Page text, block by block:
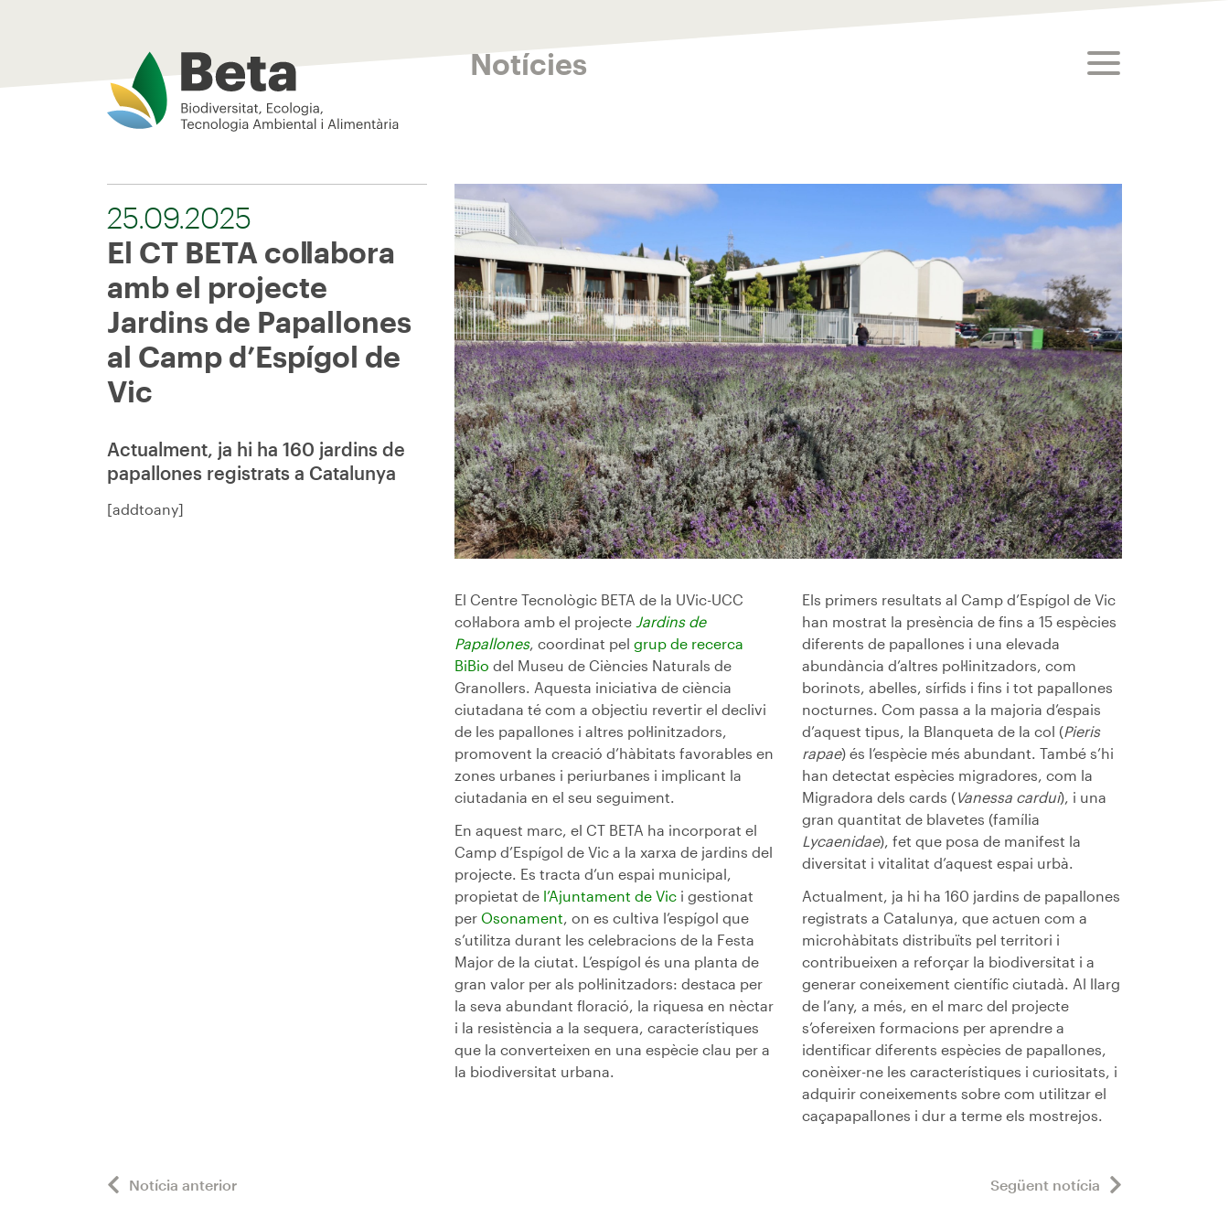
Beta Tech Center toggle menu
Notícies
25.09.2025
El CT BETA col·labora
amb el projecte
Jardins de Papallones
al Camp d’Espígol de
Vic
Actualment, ja hi ha 160 jardins de
papallones registrats a Catalunya
[addtoany]
El Centre Tecnològic BETA de la UVic-UCC
col·labora amb el projecte Jardins de
Papallones, coordinat pel grup de recerca
BiBio del Museu de Ciències Naturals de
Granollers. Aquesta iniciativa de ciència
ciutadana té com a objectiu revertir el declivi
de les papallones i altres pol·linitzadors,
promovent la creació d’hàbitats favorables en
zones urbanes i periurbanes i implicant la
ciutadania en el seu seguiment.
En aquest marc, el CT BETA ha incorporat el
Camp d’Espígol de Vic a la xarxa de jardins del
projecte. Es tracta d’un espai municipal,
propietat de l’Ajuntament de Vic i gestionat
per Osonament, on es cultiva l’espígol que
s’utilitza durant les celebracions de la Festa
Major de la ciutat. L’espígol és una planta de
gran valor per als pol·linitzadors: destaca per
la seva abundant floració, la riquesa en nèctar
i la resistència a la sequera, característiques
que la converteixen en una espècie clau per a
la biodiversitat urbana.
Els primers resultats al Camp d’Espígol de Vic
han mostrat la presència de fins a 15 espècies
diferents de papallones i una elevada
abundància d’altres pol·linitzadors, com
borinots, abelles, sírfids i fins i tot papallones
nocturnes. Com passa a la majoria d’espais
d’aquest tipus, la Blanqueta de la col (Pieris
rapae) és l’espècie més abundant. També s’hi
han detectat espècies migradores, com la
Migradora dels cards (Vanessa cardui), i una
gran quantitat de blavetes (família
Lycaenidae), fet que posa de manifest la
diversitat i vitalitat d’aquest espai urbà.
Actualment, ja hi ha 160 jardins de papallones
registrats a Catalunya, que actuen com a
microhàbitats distribuïts pel territori i
contribueixen a reforçar la biodiversitat i a
generar coneixement científic ciutadà. Al llarg
de l’any, a més, en el marc del projecte
s’ofereixen formacions per aprendre a
identificar diferents espècies de papallones,
conèixer-ne les característiques i curiositats, i
adquirir coneixements sobre com utilitzar el
caçapapallones i dur a terme els mostrejos.
Notícia anterior Següent notícia